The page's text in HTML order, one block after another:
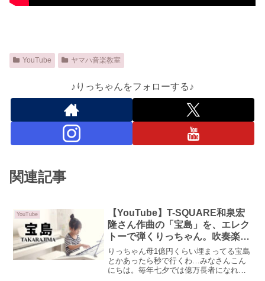
YouTube ヤマハ音楽教室
♪りっちゃんをフォローする♪
関連記事
YouTube
【YouTube】T-SQUARE和泉宏
隆さん作曲の「宝島」を、エレク
トーで弾くりっちゃん。吹奏楽の
オーケストラver.
りっちゃん母1億円くらい埋まってる宝島
とかあったら秒で行くわ…みなさんこん
にちは。毎年七夕では億万長者になれま